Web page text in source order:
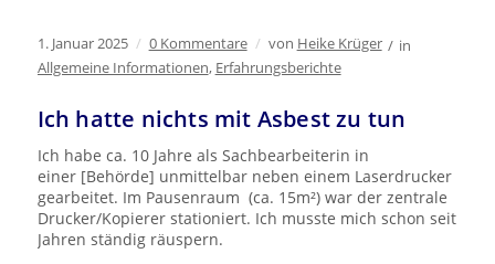
1. Januar 2025 / 0 Kommentare / von Heike Krüger / in
Allgemeine Informationen, Erfahrungsberichte
Ich hatte nichts mit Asbest zu tun
Ich habe ca. 10 Jahre als Sachbearbeiterin in
einer [Behörde] unmittelbar neben einem Laserdrucker
gearbeitet. Im Pausenraum (ca. 15m²) war der zentrale
Drucker/Kopierer stationiert. Ich musste mich schon seit
Jahren ständig räuspern.